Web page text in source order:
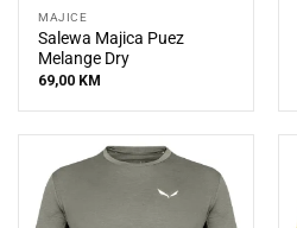
MAJICE
Salewa Majica Puez
Melange Dry
69,00 KM